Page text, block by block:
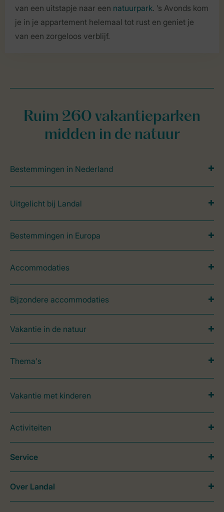
van een uitstapje naar een natuurpark. ’s Avonds kom
je in je appartement helemaal tot rust en geniet je
van een zorgeloos verblijf.
Ruim 260 vakantieparken
midden in de natuur
Bestemmingen in Nederland
Uitgelicht bij Landal
Bestemmingen in Europa
Accommodaties
Bijzondere accommodaties
Vakantie in de natuur
Thema's
Vakantie met kinderen
Activiteiten
Service
Over Landal